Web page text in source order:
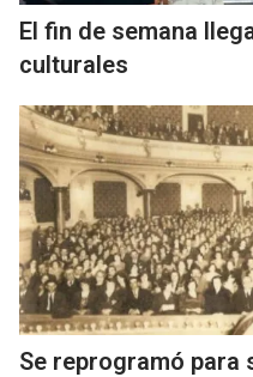
El fin de semana
culturales
Se reprogramó para